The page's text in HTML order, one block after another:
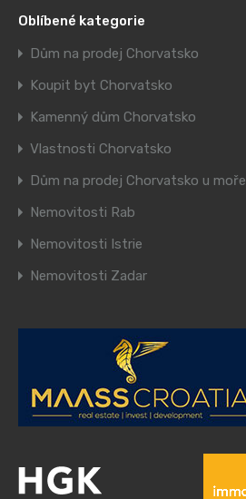
Oblíbené kategorie
Dům na prodej Chorvatsko
Koupit byt Chorvatsko
Kamenný dům Chorvatsko
Vlastnosti Chorvatsko
Dům na prodej Chorvatsko u moře
Nemovitosti Rab
Nemovitosti Istrie
Nemovitosti Zadar